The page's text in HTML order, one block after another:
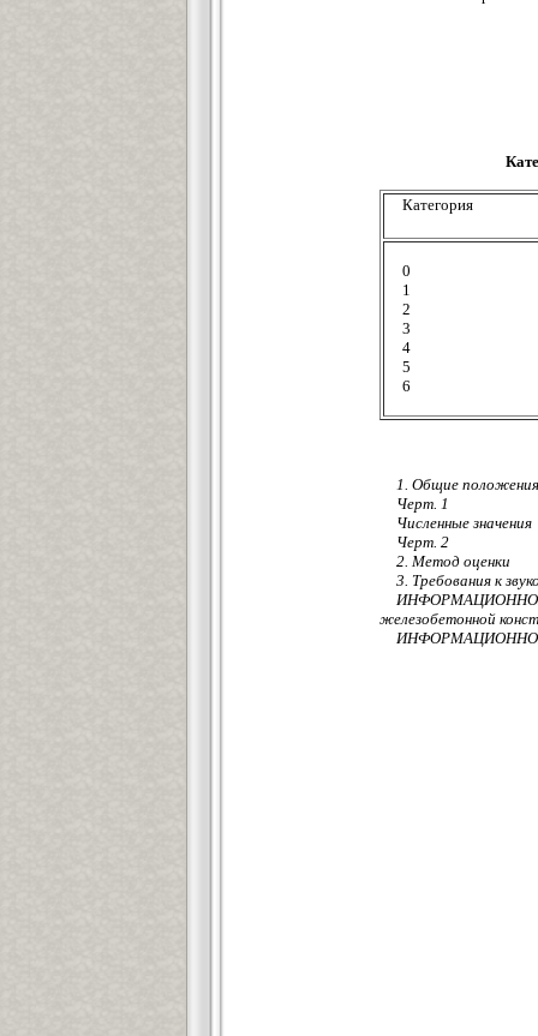
Категория
0
1
2
3
4
5
6
1. Общие положения
Черт. 1
Численные значения
Черт. 2
2. Метод оценки
3. Требования к
ИНФОРМАЦИОННОЕ
железобетонной
ИНФОРМАЦИОННОЕ